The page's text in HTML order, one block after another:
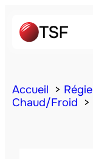
Accueil Régie
Chaud/Froid